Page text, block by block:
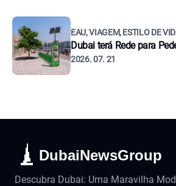
EAU, VIAGEM, ESTILO DE
Dubai terá Rede para
2026. 07. 21
DubaiNewsGroup
Descubra Dubai: Uma Maravilha